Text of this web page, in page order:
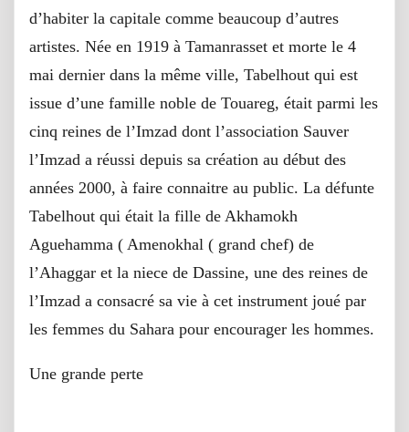
d’habiter la capitale comme beaucoup d’autres
artistes. Née en 1919 à Tamanrasset et morte le 4
mai dernier dans la même ville, Tabelhout qui est
issue d’une famille noble de Touareg, était parmi les
cinq reines de l’Imzad dont l’association Sauver
l’Imzad a réussi depuis sa création au début des
années 2000, à faire connaitre au public. La défunte
Tabelhout qui était la fille de Akhamokh
Aguehamma ( Amenokhal ( grand chef) de
l’Ahaggar et la niece de Dassine, une des reines de
l’Imzad a consacré sa vie à cet instrument joué par
les femmes du Sahara pour encourager les hommes.
Une grande perte